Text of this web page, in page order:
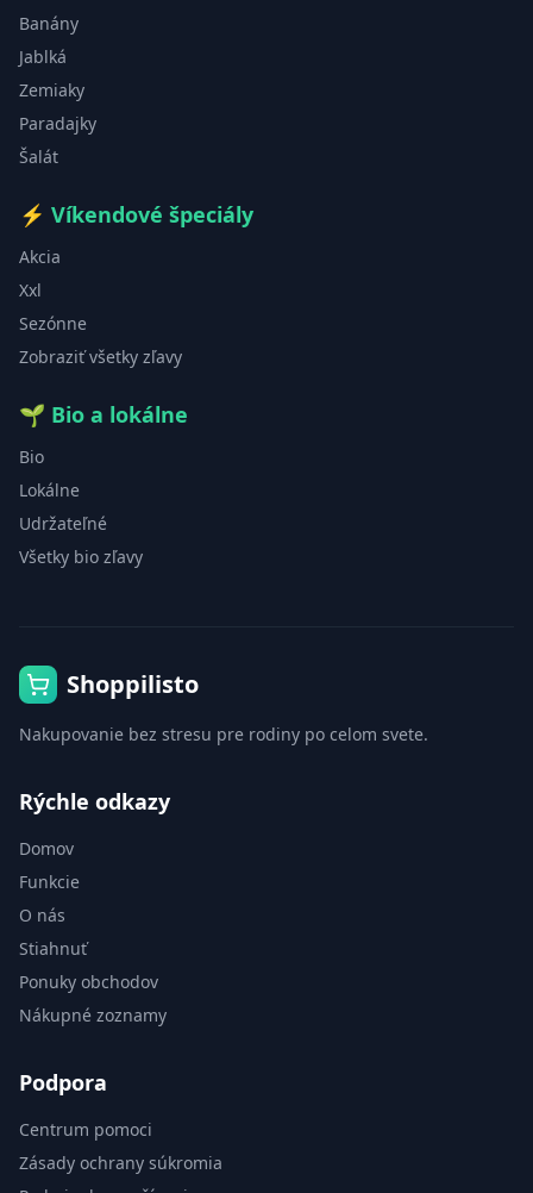
Banány
Jablká
Zemiaky
Paradajky
Šalát
⚡ Víkendové špeciály
Akcia
Xxl
Sezónne
Zobraziť všetky zľavy
🌱 Bio a lokálne
Bio
Lokálne
Udržateľné
Všetky bio zľavy
Shoppilisto
Nakupovanie bez stresu pre rodiny po celom svete.
Rýchle odkazy
Domov
Funkcie
O nás
Stiahnuť
Ponuky obchodov
Nákupné zoznamy
Podpora
Centrum pomoci
Zásady ochrany súkromia